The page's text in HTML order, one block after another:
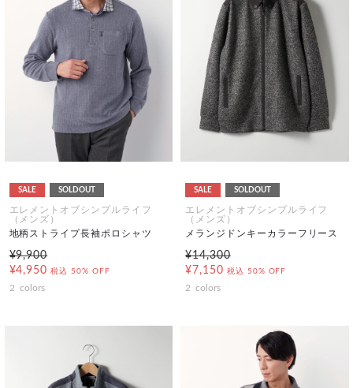
SALE SOLDOUT
エレメントオブシンプルライフ
（メンズ）
地柄ストライプ長袖ポロシャツ
¥9,900
¥4,950 税込 50% OFF
2 colors
SALE SOLDOUT
エレメントオブシンプルライフ
（メンズ）
メランジドンキーカラーフリース
¥14,300
¥7,150 税込 50% OFF
2 colors